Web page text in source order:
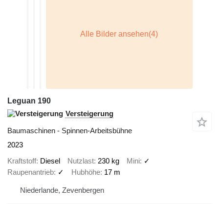
Leguan 190
Versteigerung
Baumaschinen - Spinnen-Arbeitsbühne
2023
Kraftstoff Diesel Nutzlast 230 kg Mini ✓
Raupenantrieb ✓ Hubhöhe 17 m
Niederlande, Zevenbergen